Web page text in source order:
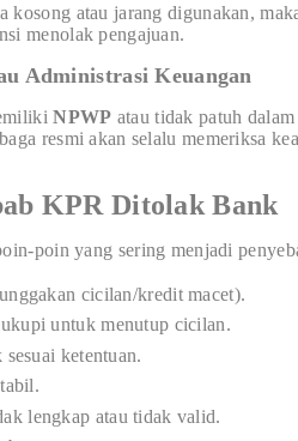
kosong atau jarang digunakan,
menolak pengajuan.
Administrasi Keuangan
NPWP atau tidak patuh
resmi akan selalu memeriksa
KPR Ditolak Bank
poin yang sering menjadi
cicilan/kredit macet).
untuk menutup cicilan.
ketentuan.
lengkap atau tidak valid.